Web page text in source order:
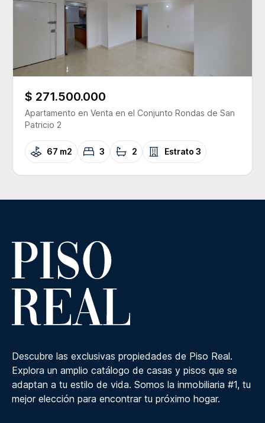
$ 271.500.000
Apartamento en Venta en el Conjunto Rondas de San
Patricio 2
67 m2 3 2 Estrato 3
Descubre las exclusivas propiedades de Piso Real.
Explora un amplio catálogo de casas y pisos que se
adaptan a tu estilo de vida. Somos la inmobiliaria #1, tu
mejor elección para encontrar tu próximo hogar.